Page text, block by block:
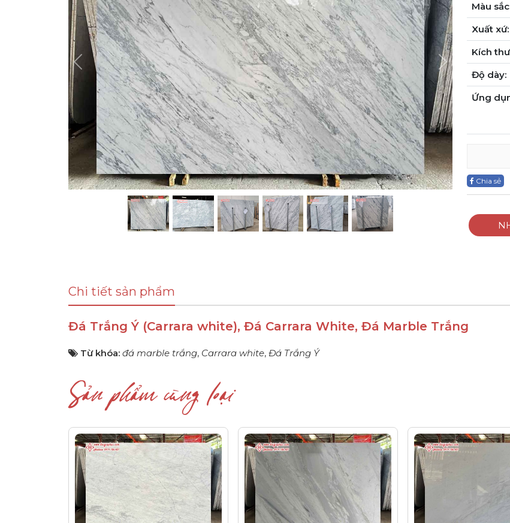
Previous Next
Màu
Xuất xứ:
Kích
Độ dày:
Ứng
Chia sẻ
Chi tiết sản phẩm
Đá Trắng Ý (Carrara white), Đá Carrara White, Đá Marble Trắng
Từ khóa: đá marble trắng, Carrara white, Đá Trắng Ý
Sản phẩm cùng loại